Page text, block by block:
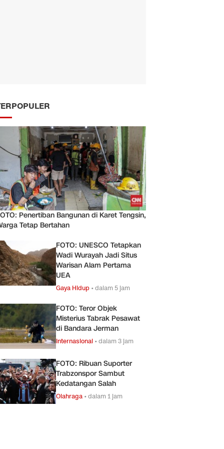
Penertiban Bangunan di Karet Tengsin,
Tetap Bertahan
FOTO: UNESCO Tetapkan
Wadi Wurayah Jadi Situs
Warisan Alam Pertama
UEA
Gaya Hidup •dalam 5 jam
FOTO: Teror Objek
Misterius Tabrak Pesawat
di Bandara Jerman
Internasional •dalam 3 jam
FOTO: Ribuan Suporter
Trabzonspor Sambut
Kedatangan Salah
Olahraga •dalam 1 jam